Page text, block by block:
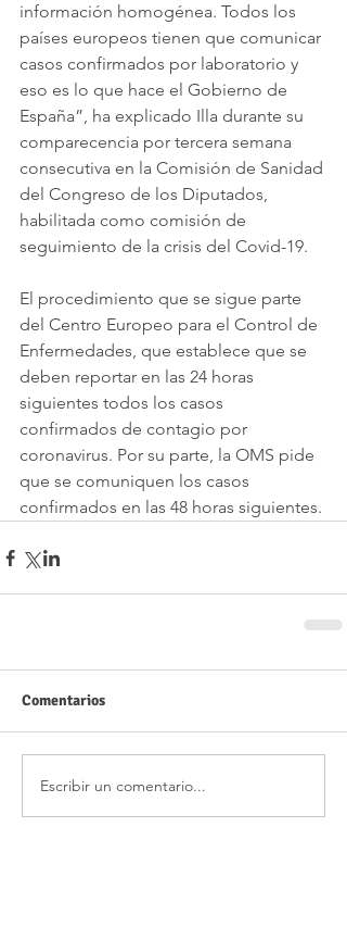
información homogénea. Todos los
países europeos tienen que comunicar
casos confirmados por laboratorio y
eso es lo que hace el Gobierno de
España”, ha explicado Illa durante su
comparecencia por tercera semana
consecutiva en la Comisión de Sanidad
del Congreso de los Diputados,
habilitada como comisión de
seguimiento de la crisis del Covid-19.
El procedimiento que se sigue parte
del Centro Europeo para el Control de
Enfermedades, que establece que se
deben reportar en las 24 horas
siguientes todos los casos
confirmados de contagio por
coronavirus. Por su parte, la OMS pide
que se comuniquen los casos
confirmados en las 48 horas siguientes.
Comentarios
Escribir un comentario...